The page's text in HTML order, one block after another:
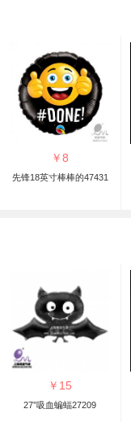
￥8
先锋18英寸棒棒的47431
￥ 15
27”吸血蝙蝠27209